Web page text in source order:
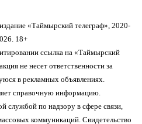
«Таймырский телеграф», 2020-
18+
ссылка на «Таймырский
не несет ответственности за
в рекламных объявлениях.
справочную информацию.
службой по надзору в сфере связи,
коммуникаций. Свидетельство